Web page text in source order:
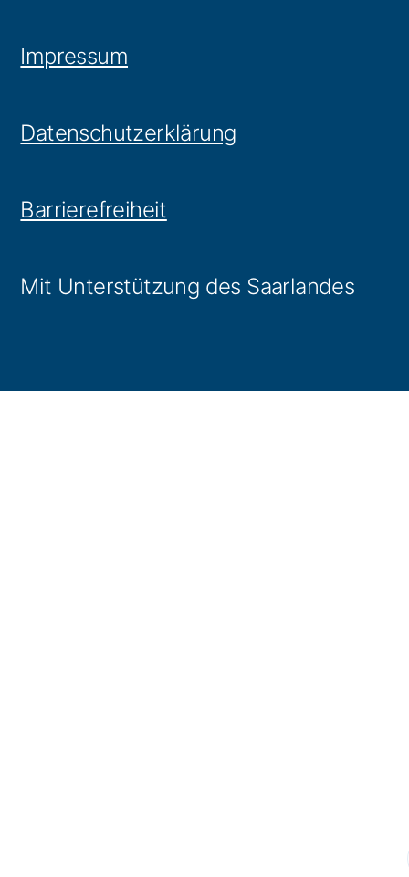
Impressum
Datenschutzerklärung
Barrierefreiheit
Mit Unterstützung des Saarlandes